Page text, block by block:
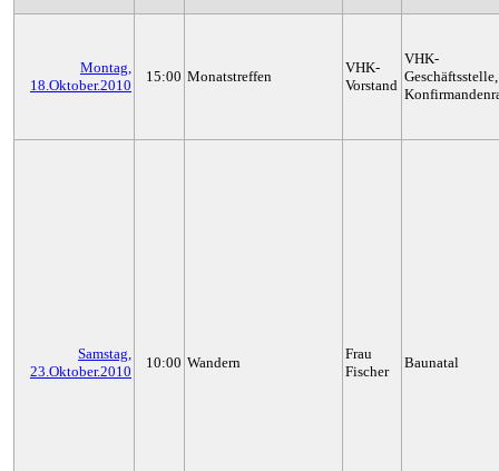
Montag,
18.Oktober.2010
15:00 Monatstreffen
VHK-
Vorstand
VHK-
Geschäftsstelle,
Samstag,
23.Oktober.2010
10:00 Wandern
Frau
Fischer
Baunatal